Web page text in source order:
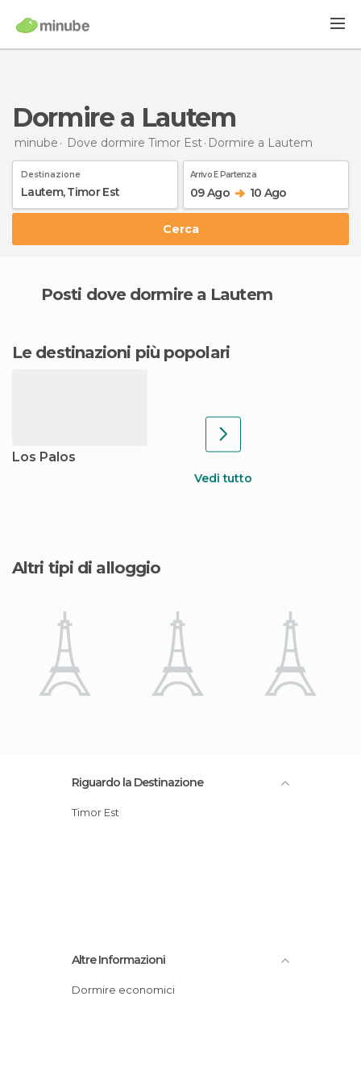
Dormire a Lautem
minube Dove dormire Timor Est Dormire a Lautem
Destinazione Arrivo E Partenza
09 Ago 10 Ago
Cerca
Posti dove dormire a Lautem
Le destinazioni più popolari
Los Palos
Vedi tutto
Altri tipi di alloggio
Riguardo la Destinazione
Timor Est
Altre Informazioni
Dormire economici